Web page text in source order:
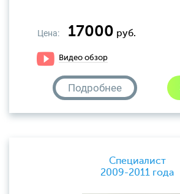
Цена: 17000 руб.
Видео обзор
Подробнее
Специалист
2009-2011 года